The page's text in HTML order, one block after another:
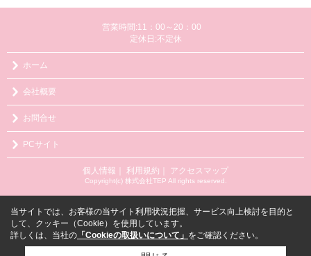
営業時間:11：00～20：00
定休日:不定休
ホーム
会社概要
お問合せ
PCサイト
個人情報 利用規約 アクセスマップ
Copyright(c) 株式会社TEP All rights reserved.
当サイトでは、お客様の当サイト利用状況把握、サービス向上検討を目的と
して、クッキー（Cookie）を使用しています。
詳しくは、当社の 「Cookieの取扱いについて」 をご確認ください。